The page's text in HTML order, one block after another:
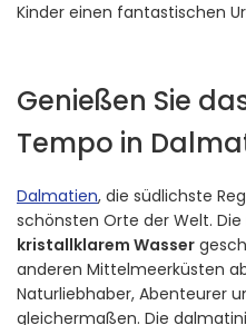
Kinder einen fantastischen
Genießen Sie
Tempo in
Dalmatien, die südlichste
schönsten Orte der Welt.
kristallklarem Wasser
anderen Mittelmeerküsten
Naturliebhaber, Abenteurer
gleichermaßen. Die